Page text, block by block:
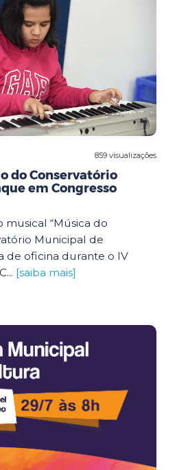
859 visualizações
do Conservatório
em Congresso
“Música do
Municipal de
de oficina durante o IV
[saiba mais]